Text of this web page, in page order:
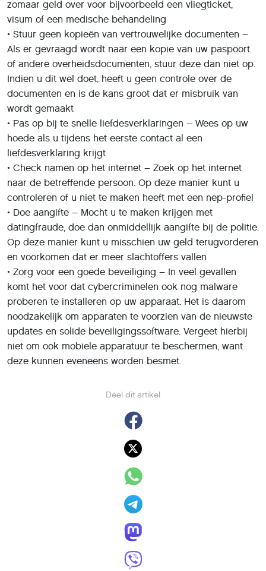
Deel dit artikel
zomaar geld over voor bijvoorbeeld een vliegticket,
visum of een medische behandeling
• Stuur geen kopieën van vertrouwelijke documenten –
Als er gevraagd wordt naar een kopie van uw paspoort
of andere overheidsdocumenten, stuur deze dan niet op.
Indien u dit wel doet, heeft u geen controle over de
documenten en is de kans groot dat er misbruik van
wordt gemaakt
• Pas op bij te snelle liefdesverklaringen – Wees op uw
hoede als u tijdens het eerste contact al een
liefdesverklaring krijgt
• Check namen op het internet – Zoek op het internet
naar de betreffende persoon. Op deze manier kunt u
controleren of u niet te maken heeft met een nep-profiel
• Doe aangifte – Mocht u te maken krijgen met
datingfraude, doe dan onmiddellijk aangifte bij de politie.
Op deze manier kunt u misschien uw geld terugvorderen
en voorkomen dat er meer slachtoffers vallen
• Zorg voor een goede beveiliging – In veel gevallen
komt het voor dat cybercriminelen ook nog malware
proberen te installeren op uw apparaat. Het is daarom
noodzakelijk om apparaten te voorzien van de nieuwste
updates en solide beveiligingssoftware. Vergeet hierbij
niet om ook mobiele apparatuur te beschermen, want
deze kunnen eveneens worden besmet.